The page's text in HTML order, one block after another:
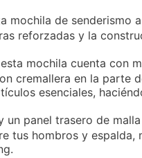
mochila de senderismo
reforzadas y la
mochila cuenta con
cremallera en la parte
esenciales,
un panel trasero de
tus hombros y espalda,